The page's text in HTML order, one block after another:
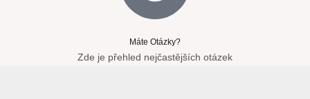
Máte Otázky?
Zde je přehled nejčastějších otázek